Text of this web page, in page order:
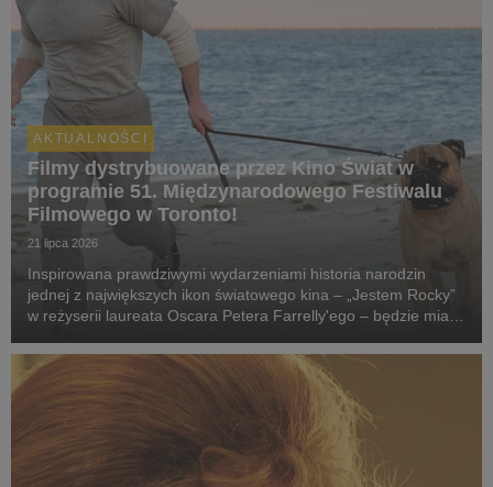
AKTUALNOŚCI
Filmy dystrybuowane przez Kino Świat w
programie 51. Międzynarodowego Festiwalu
Filmowego w Toronto!
21 lipca 2026
Inspirowana prawdziwymi wydarzeniami historia narodzin
jednej z największych ikon światowego kina – „Jestem Rocky”
w reżyserii laureata Oscara Petera Farrelly'ego – będzie miała
Festiwalu Filmowego w Toronto. W polskich k...